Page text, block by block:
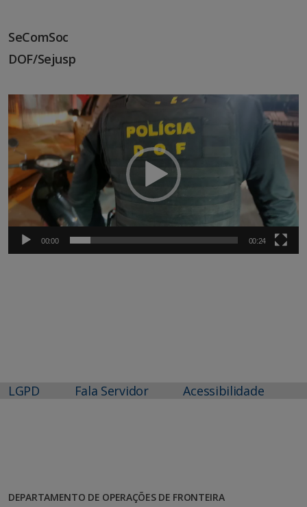
SeComSoc
DOF/Sejusp
Tocador
de
vídeo
00:00 00:24
LGPD Fala Servidor Acessibilidade
DEPARTAMENTO DE OPERAÇÕES DE FRONTEIRA